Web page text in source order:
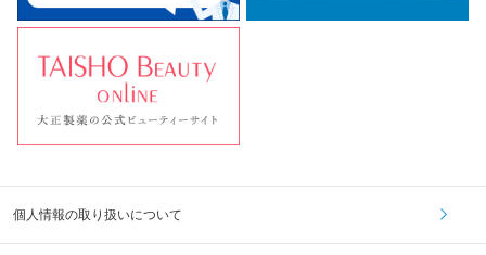
個人情報の取り扱いについて